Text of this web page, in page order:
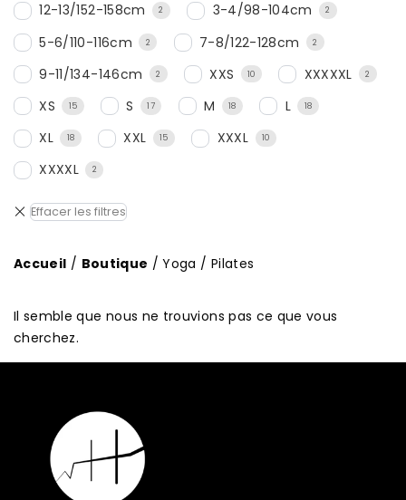
12-13/152-158cm 2 3-4/98-104cm 2
5-6/110-116cm 2 7-8/122-128cm 2
9-11/134-146cm 2 XXS 10 XXXXXL 2
XS 15 S 17 M 18 L 18
XL 18 XXL 15 XXXL 10
XXXXL 2
Accueil / Boutique / Yoga / Pilates
Il semble que nous ne trouvions pas ce que vous
cherchez.